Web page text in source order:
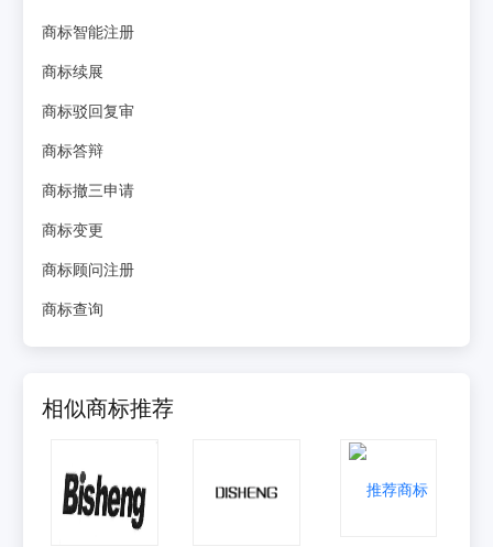
商标智能注册
商标续展
商标驳回复审
商标答辩
商标撤三申请
商标变更
商标顾问注册
商标查询
相似商标推荐